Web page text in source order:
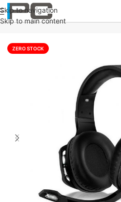
Skip to navigation
Skip to main content
Accueil périphériques Microphones
ZERO STOCK